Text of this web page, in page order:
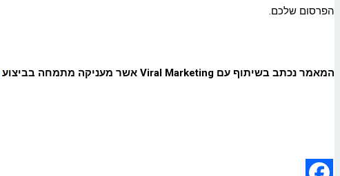
הפרסום שלכם.
המאמר נכתב בשיתוף עם Viral Marketing אשר מעניקה מתמחה בביצוע